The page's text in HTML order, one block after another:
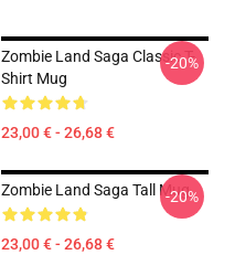
Zombie Land Saga Classic T-
Shirt Mug
23,00 € - 26,68 €
-20%
Zombie Land Saga Tall Mug
23,00 € - 26,68 €
-20%